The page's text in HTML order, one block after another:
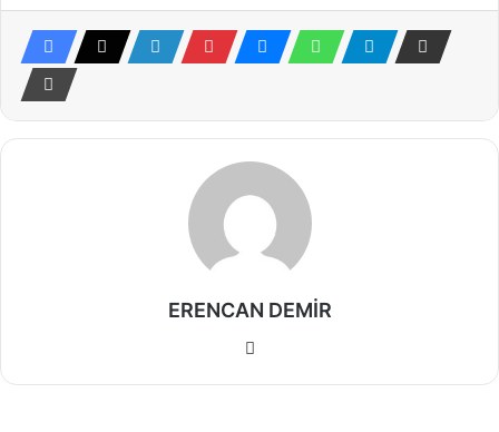
ERENCAN DEMİR